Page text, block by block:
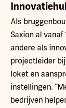
Als
Saxion al vanaf
andere als
projectleider
loket en
instellingen.
bedrijven